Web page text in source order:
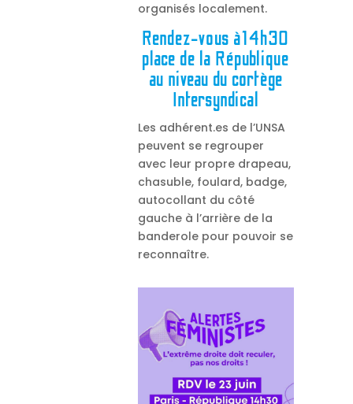
organisés localement.
Rendez-vous à14h30
place de la République
au niveau du cortège
Intersyndical
Les adhérent.es de l’UNSA
peuvent se regrouper
avec leur propre drapeau,
chasuble, foulard, badge,
autocollant du côté
gauche à l’arrière de la
banderole pour pouvoir se
reconnaître.